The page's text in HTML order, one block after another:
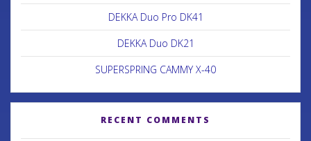
DEKKA Duo Pro DK41
DEKKA Duo DK21
SUPERSPRING CAMMY X-40
RECENT COMMENTS